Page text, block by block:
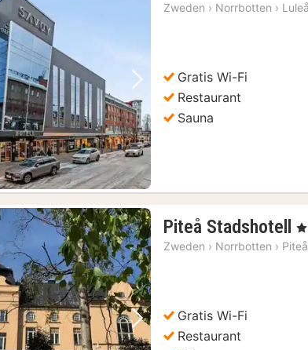
foto Volgende foto
Zweden › Norrbotten › Luleå
Gratis Wi-Fi
Restaurant
Sauna
foto Volgende foto
Piteå Stadshotell
1
,
Zweden › Norrbotten › Piteå
Gratis Wi-Fi
Restaurant